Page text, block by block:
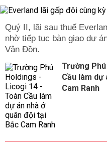
Quý II, lãi sau thuế
nhờ tiếp tục bàn giao dự
Vân Đồn.
Trường
Cầu làm dự
Cam Ranh